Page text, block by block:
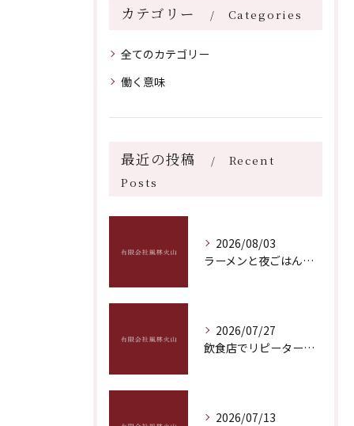
カテゴリー Categories
全てのカテゴリー
働く意味
最近の投稿
Recent
Posts
2026/08/03
ラーメンと夜ごはんに最適な福岡県福岡市博多区飯塚市おすすめ深夜営業ガイド
2026/07/27
飲食店でリピーター獲得を実現する具体策と成功のポイントを徹底解説
2026/07/13